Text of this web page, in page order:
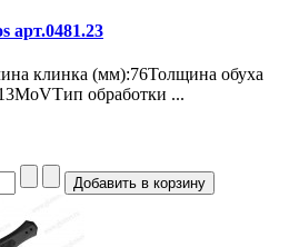
арт.0481.23
клинка (мм):76Толщина обуха
обработки ...